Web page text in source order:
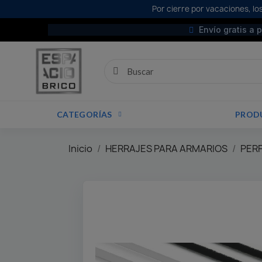
Por cierre por vacaciones,
Envío gratis a
CATEGORÍAS
Inicio HERRAJES PARA ARMARIOS